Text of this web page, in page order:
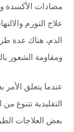
مضادات الأكسدة
علاج التورم
الدم، هناك عدة
ومقاومة الشعور
عندما يتعلق الأمر
التقليدية تتنوع
بعض العلاجات